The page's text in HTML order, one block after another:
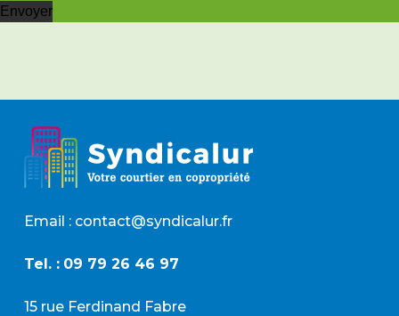
rEnvoyer
Email : contact@syndicalur.fr
Tel. : 09 79 26 46 97
15 rue Ferdinand Fabre